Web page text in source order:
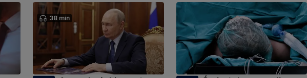
38 min